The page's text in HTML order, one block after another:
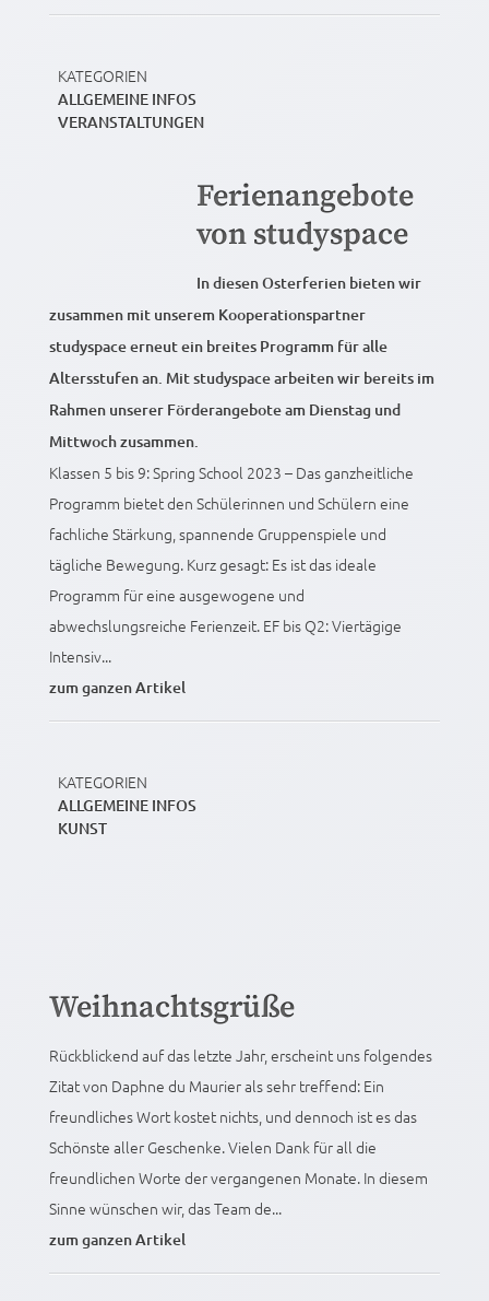
KATEGORIEN
ALLGEMEINE INFOS
VERANSTALTUNGEN
Ferienangebote
von studyspace
In diesen Osterferien bieten wir
zusammen mit unserem Kooperationspartner
studyspace erneut ein breites Programm für alle
Altersstufen an. Mit studyspace arbeiten wir bereits im
Rahmen unserer Förderangebote am Dienstag und
Mittwoch zusammen.
Klassen 5 bis 9: Spring School 2023 – Das ganzheitliche
Programm bietet den Schülerinnen und Schülern eine
fachliche Stärkung, spannende Gruppenspiele und
tägliche Bewegung. Kurz gesagt: Es ist das ideale
Programm für eine ausgewogene und
abwechslungsreiche Ferienzeit. EF bis Q2: Viertägige
Intensiv...
zum ganzen Artikel
KATEGORIEN
ALLGEMEINE INFOS
KUNST
Weihnachtsgrüße
Rückblickend auf das letzte Jahr, erscheint uns folgendes
Zitat von Daphne du Maurier als sehr treffend: Ein
freundliches Wort kostet nichts, und dennoch ist es das
Schönste aller Geschenke. Vielen Dank für all die
freundlichen Worte der vergangenen Monate. In diesem
Sinne wünschen wir, das Team de...
zum ganzen Artikel